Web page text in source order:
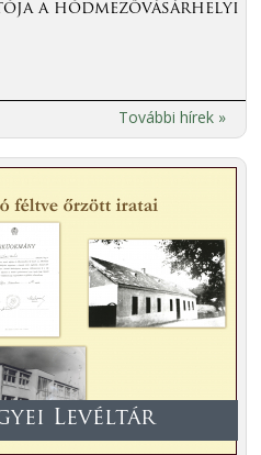
a hódmezővásárhelyi
További hírek »
Levéltár